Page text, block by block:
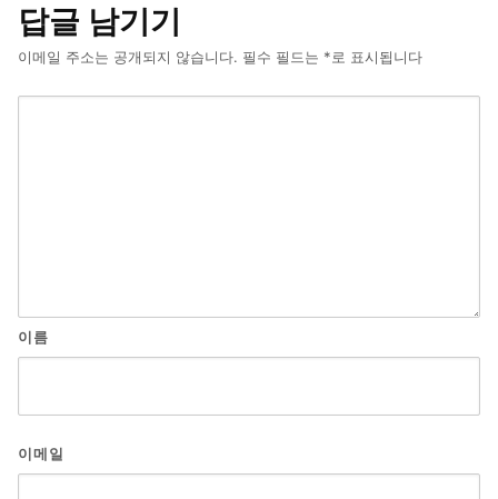
답글 남기기
이메일 주소는 공개되지 않습니다. 필수 필드는 *로 표시됩니다
이름
이메일